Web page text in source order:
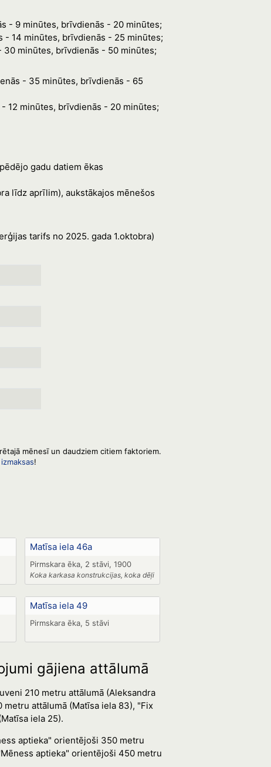
- 9 minūtes, brīvdienās - 20 minūtes;
- 14 minūtes, brīvdienās - 25 minūtes;
minūtes, brīvdienās - 50 minūtes;
- 35 minūtes, brīvdienās - 65
12 minūtes, brīvdienās - 20 minūtes;
gadu datiem ēkas
līdz aprīlim), aukstākajos mēnešos
tarifs no 2025. gada 1.oktobra)
mēnesī un daudziem citiem faktoriem.
!
Matīsa iela 46a
Pirmskara ēka, 2 stāvi, 1900
Koka karkasa konstrukcijas, koka dēļi
Matīsa iela 49
Pirmskara ēka, 5 stāvi
gājiena attālumā
210 metru attālumā (Aleksandra
attālumā (Matīsa iela 83), "Fix
iela 25).
aptieka" orientējoši 350 metru
aptieka" orientējoši 450 metru